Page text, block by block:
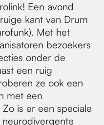
Een avond
kant van Drum
Met het
bezoekers
onder de
een ruig
ze ook een
met een
is er een speciale